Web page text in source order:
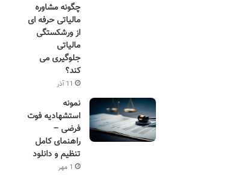
چگونه مشاوره
مالیاتی حرفه ای
از ورشکستگی
مالیاتی
جلوگیری می
کند؟
11 آذر
نمونه
استشهادیه فوت
فرضی –
راهنمای کامل
تنظیم و دانلود
1 مهر